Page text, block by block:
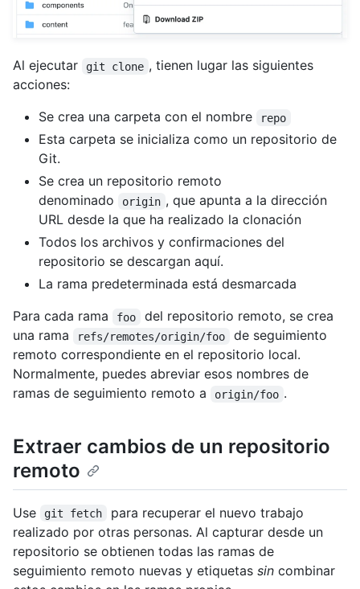
Al ejecutar git clone , tienen lugar las siguientes
acciones:
Se crea una carpeta con el nombre
repo
Esta carpeta se inicializa como un repositorio de
Git.
Se crea un repositorio remoto
denominado
origin , que apunta a la dirección
URL desde la que ha realizado la clonación
Todos los archivos y confirmaciones del
repositorio se descargan aquí.
La rama predeterminada está desmarcada
Para cada rama
foo
del repositorio remoto, se crea
una rama
refs/remotes/origin/foo
de seguimiento
remoto correspondiente en el repositorio local.
Normalmente, puedes abreviar esos nombres de
ramas de seguimiento remoto a
origin/foo .
Extraer cambios de un repositorio
remoto
Use git fetch
para recuperar el nuevo trabajo
realizado por otras personas. Al capturar desde un
repositorio se obtienen todas las ramas de
seguimiento remoto nuevas y etiquetas sin combinar